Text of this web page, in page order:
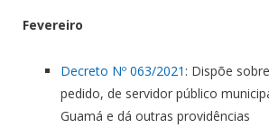
Fevereiro
Decreto Nº 063/2021 : Dispõe
pedido, de servidor público
Guamá e dá outras providências